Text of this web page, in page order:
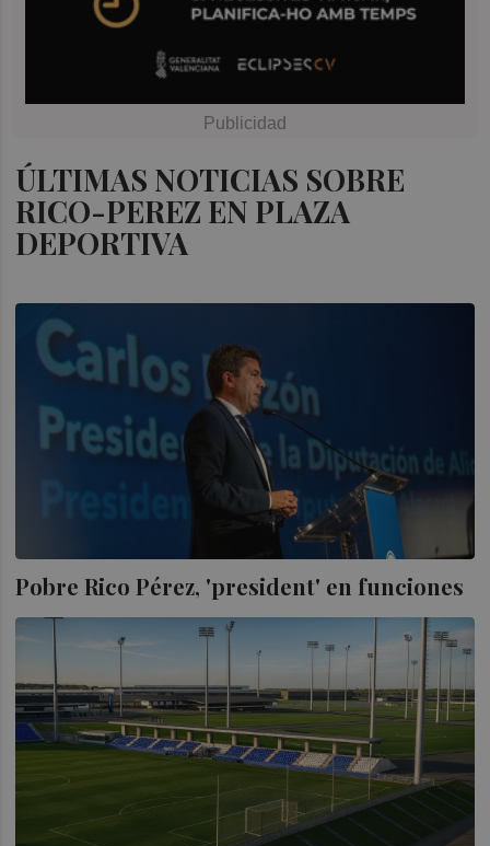
ÚLTIMAS NOTICIAS SOBRE
RICO-PEREZ EN PLAZA
DEPORTIVA
Pobre Rico Pérez, 'president' en funciones